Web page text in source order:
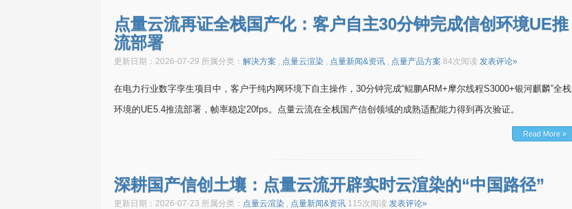
点量云流再证全栈国产化：客户自主30分钟完成信创环境UE推
流部署
更新日期：2026-07-29 所属分类： 解决方案 , 点量云渲染 , 点量新闻&资讯 , 点量产品方案 84次阅读 发表评论»
在电力行业数字孪生项目中，客户于纯内网环境下自主操作，30分钟完成“鲲鹏ARM+摩尔线程S3000+银河麒麟”全栈
环境的UE5.4推流部署，帧率稳定20fps。点量云流在全栈国产信创领域的成熟适配能力得到再次验证。
Read More »
深耕国产信创土壤：点量云流开辟实时云渲染的“中国路径”
更新日期：2026-07-23 所属分类： 点量云渲染 , 点量新闻&资讯 115次阅读 发表评论»